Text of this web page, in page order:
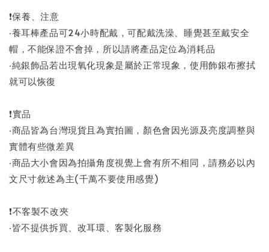
❗保養、注意
‧養耳棒產品可24小時配戴，可配戴洗澡、睡覺甚至戴安全
帽，不能保證不會掉，所以請將產品定位為消耗品
‧純銀飾品若出現氧化現象是屬於正常現象，使用飾銀布擦拭
就可以恢復
❗實品
‧商品皆為台灣現貨且為實拍圖，顏色會因光源及亮度調整與
實體有些微差異
‧商品大小會因為拍攝角度視覺上會有所不相同，請務必以內
文尺寸敘述為主(千萬不要使用感覺)
❗不客製不改夾
‧皆不提供拆買、改耳環、客製化服務